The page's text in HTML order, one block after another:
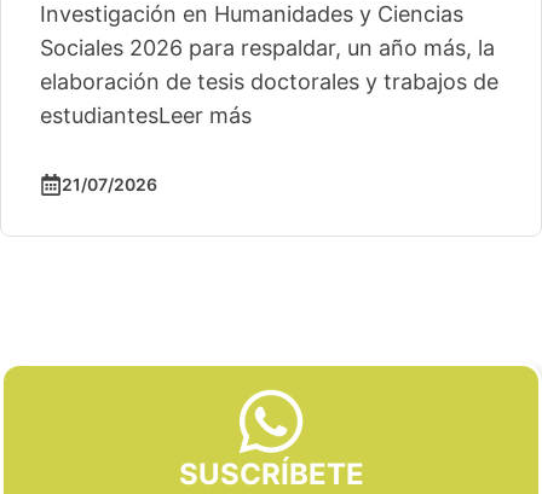
Investigación en Humanidades y Ciencias
Sociales 2026 para respaldar, un año más, la
elaboración de tesis doctorales y trabajos de
estudiantesLeer más
21/07/2026
SUSCRÍBETE